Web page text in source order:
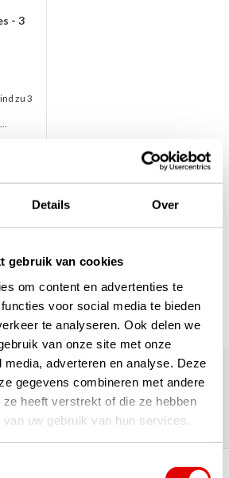
Details Over
gebruik van cookies
om content en advertenties te
voor social media te bieden
te analyseren. Ook delen we
van onze site met onze
adverteren en analyse. Deze
gegevens combineren met andere
ze heeft verstrekt of die ze hebben
uw gebruik van hun services.
- 3
zu 3
Seite 1 von 1
| Über 5.000 Bewertungen | Trusted
Das sagen unsere
Vor 15:00 Uhr bestellt,